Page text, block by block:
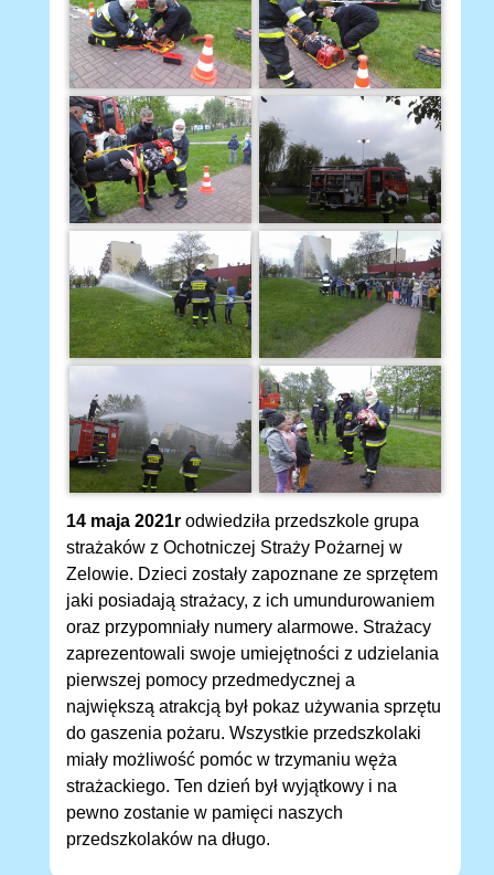
14 maja 2021r odwiedziła przedszkole grupa
strażaków z Ochotniczej Straży Pożarnej w
Zelowie. Dzieci zostały zapoznane ze sprzętem
jaki posiadają strażacy, z ich umundurowaniem
oraz przypomniały numery alarmowe. Strażacy
zaprezentowali swoje umiejętności z udzielania
pierwszej pomocy przedmedycznej a
największą atrakcją był pokaz używania sprzętu
do gaszenia pożaru. Wszystkie przedszkolaki
miały możliwość pomóc w trzymaniu węża
strażackiego. Ten dzień był wyjątkowy i na
pewno zostanie w pamięci naszych
przedszkolaków na długo.